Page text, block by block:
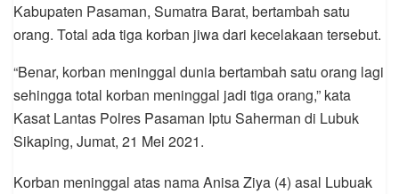
Kabupaten Pasaman, Sumatra Barat, bertambah satu
orang. Total ada tiga korban jiwa dari kecelakaan tersebut.
“Benar, korban meninggal dunia bertambah satu orang lagi
sehingga total korban meninggal jadi tiga orang,” kata
Kasat Lantas Polres Pasaman Iptu Saherman di Lubuk
Sikaping, Jumat, 21 Mei 2021.
Korban meninggal atas nama Anisa Ziya (4) asal Lubuak